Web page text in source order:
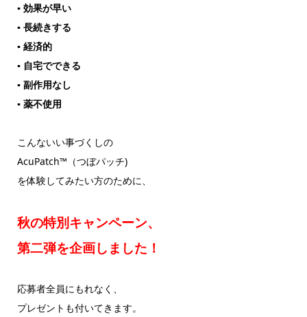
▪ 効果が早い
▪ 長続きする
▪ 経済的
▪ 自宅でできる
▪ 副作用なし
▪ 薬不使用
こんないい事づくしの
AcuPatch™（つぼパッチ)
を体験してみたい方のために、
秋の特別キャンペーン、
第二弾を企画しました！
応募者全員にもれなく、
プレゼントも付いてきます。